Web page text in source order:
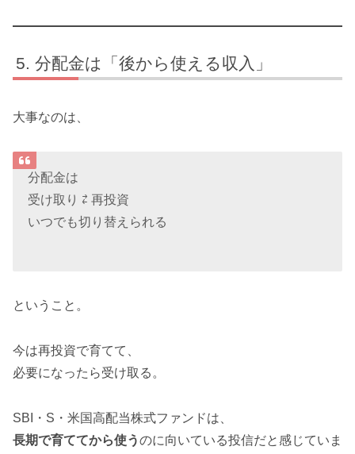
分配金は「後から使える収入」
大事なのは、
分配金は
受け取り ⇄ 再投資
いつでも切り替えられる
ということ。
今は再投資で育てて、
必要になったら受け取る。
SBI・S・米国高配当株式ファンドは、
長期で育ててから使うのに向いている投信だと感じていま